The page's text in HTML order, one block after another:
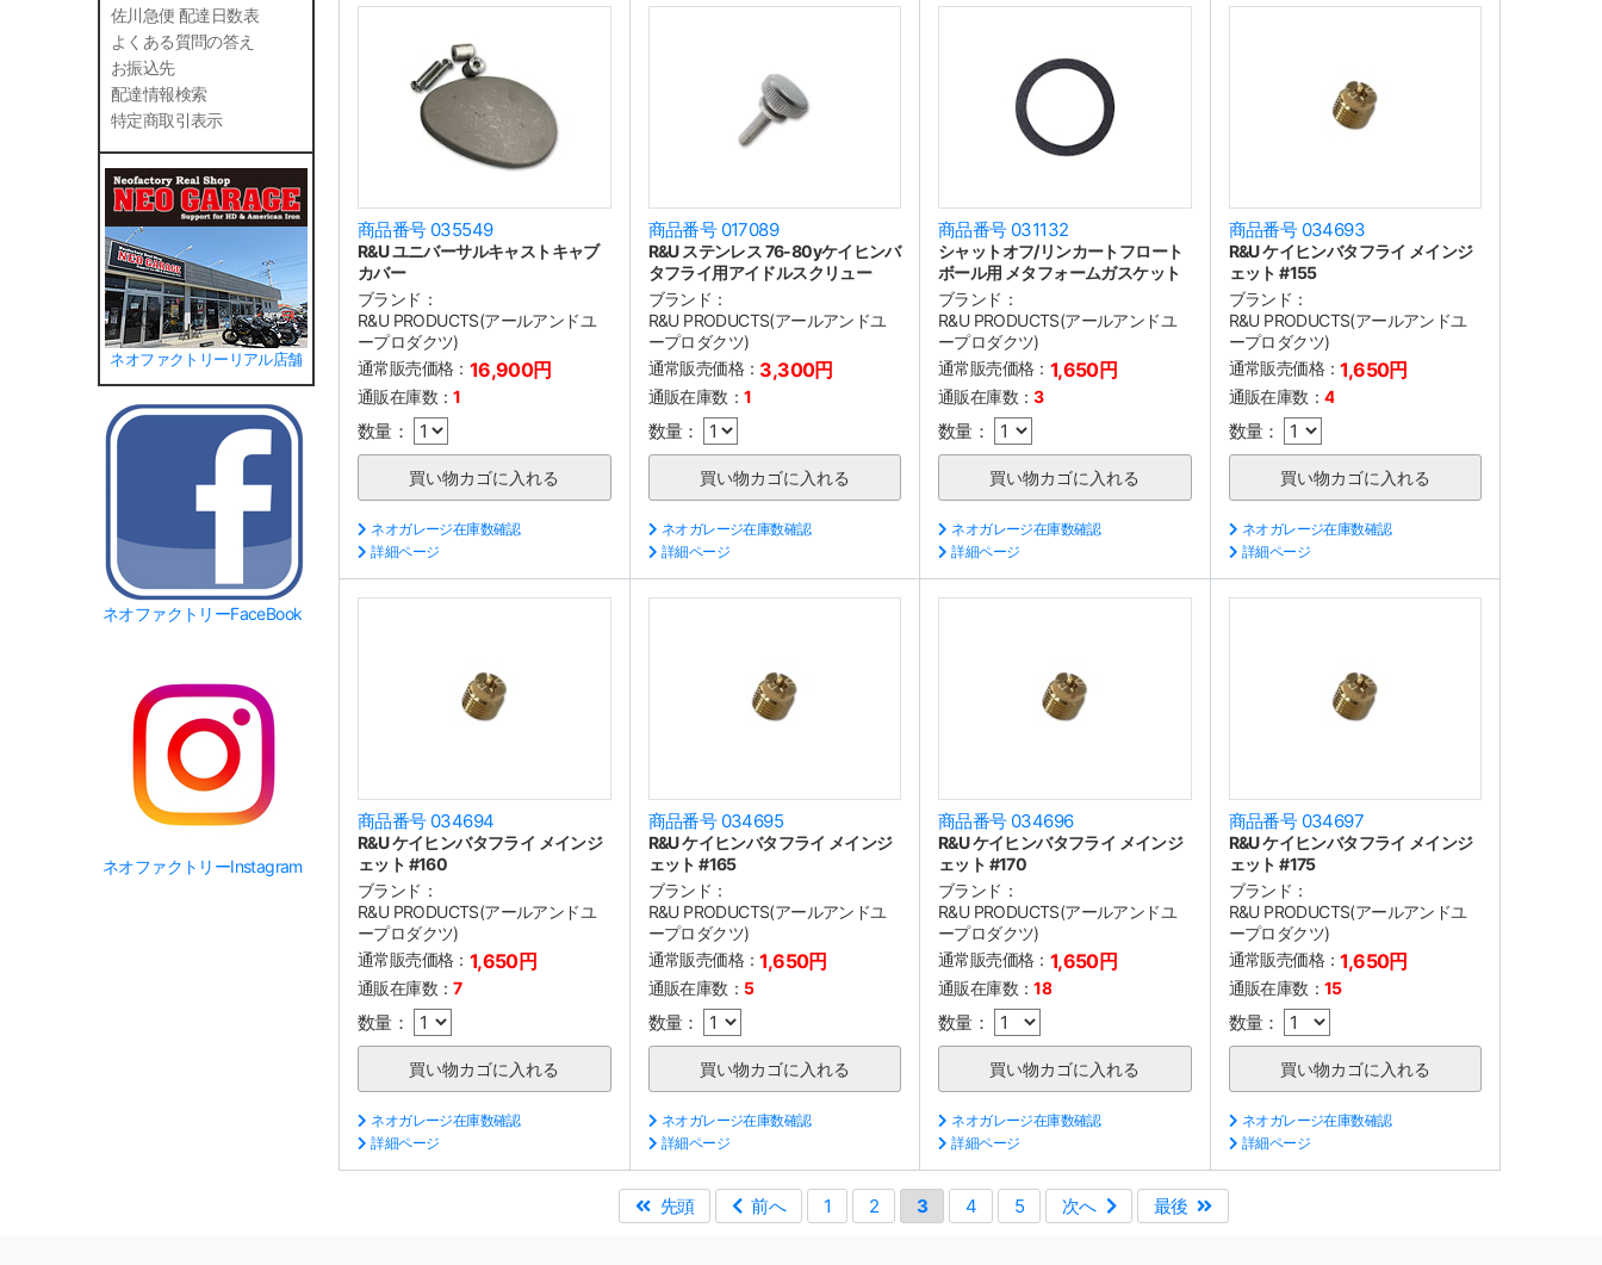
佐川急便 配達日数表
よくある質問の答え
お振込先
配達情報検索
特定商取引表示
ネオファクトリーリアル店舗
ネオファクトリーFaceBook
ネオファクトリーInstagram
商品番号 035549
R&U ユニバーサルキャストキャブ
カバー
ブランド：
R&U PRODUCTS(アールアンドユ
ープロダクツ)
通常販売価格： 16,900円
通販在庫数：1
数量：
ネオガレージ在庫数確認
詳細ページ
商品番号 017089
R&U ステンレス 76-80yケイヒンバ
タフライ用アイドルスクリュー
ブランド：
R&U PRODUCTS(アールアンドユ
ープロダクツ)
通常販売価格： 3,300円
通販在庫数： 1
数量：
ネオガレージ在庫数確認
詳細ページ
商品番号 031132
シャットオフ/リンカートフロート
ボール用 メタフォームガスケット
ブランド：
R&U PRODUCTS(アールアンドユ
ープロダクツ)
通常販売価格： 1,650円
通販在庫数：3
数量：
ネオガレージ在庫数確認
詳細ページ
商品番号 034693
R&U ケイヒンバタフライ メインジ
ェット #155
ブランド：
R&U PRODUCTS(アールアンドユ
ープロダクツ)
通常販売価格：1,650円
通販在庫数： 4
数量：
ネオガレージ在庫数確認
詳細ページ
商品番号 034694
R&U ケイヒンバタフライ メインジ
ェット #160
ブランド：
R&U PRODUCTS(アールアンドユ
ープロダクツ)
通常販売価格： 1,650円
通販在庫数：7
数量：
ネオガレージ在庫数確認
詳細ページ
商品番号 034695
R&U ケイヒンバタフライ メインジ
ェット #165
ブランド：
R&U PRODUCTS(アールアンドユ
ープロダクツ)
通常販売価格：1,650円
通販在庫数： 5
数量：
ネオガレージ在庫数確認
詳細ページ
商品番号 034696
R&U ケイヒンバタフライ メインジ
ェット #170
ブランド：
R&U PRODUCTS(アールアンドユ
ープロダクツ)
通常販売価格： 1,650円
通販在庫数：18
数量：
ネオガレージ在庫数確認
詳細ページ
商品番号 034697
R&U ケイヒンバタフライ メインジ
ェット #175
ブランド：
R&U PRODUCTS(アールアンドユ
ープロダクツ)
通常販売価格：1,650円
通販在庫数： 15
数量：
ネオガレージ在庫数確認
詳細ページ
先頭 前へ 1 2 3 4 5 次へ 最後